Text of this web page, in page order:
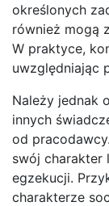
określonych
również mogą
W praktyce,
uwzględniając
Należy jednak
innych
od
swój charakter
egzekucji.
charakterze